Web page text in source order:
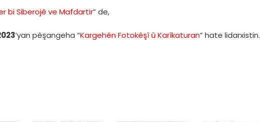
bi Siberojê ve Mafdartir” de,
’yan pêşangeha “Kargehên Fotokêşî û Karîkaturan” hate lidarxistin.